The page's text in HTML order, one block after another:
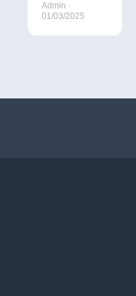
Admin
01/03/2025